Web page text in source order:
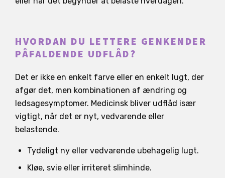
HVORDAN DU LETTERE GENKENDER
PÅFALDENDE UDFLÅD?
Det er ikke en enkelt farve eller en enkelt lugt, der
afgør det, men kombinationen af ændring og
ledsagesymptomer. Medicinsk bliver udflåd især
vigtigt, når det er nyt, vedvarende eller
belastende.
Tydeligt ny eller vedvarende ubehagelig lugt.
Kløe, svie eller irriteret slimhinde.